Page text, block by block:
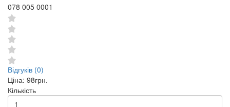
078 005 0001
Відгуків (0)
Ціна: 98грн.
Кількість